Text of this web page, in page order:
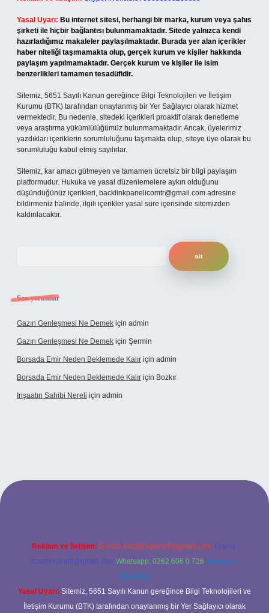
Yasal Uyarı: Bu internet sitesi, herhangi bir marka, kurum veya şahıs
şirketi ile hiçbir bağlantısı bulunmamaktadır. Sitede yalnızca kendi
hazırladığımız makaleler paylaşılmaktadır. Burada yer alan içerikler
haber niteliği taşımamakta olup, gerçek kurum ve kişiler hakkında
paylaşım yapılmamaktadır. Gerçek kurum ve kişiler ile isim
benzerlikleri tamamen tesadüfidir.
Sitemiz, 5651 Sayılı Kanun gereğince Bilgi Teknolojileri ve İletişim
Kurumu (BTK) tarafından onaylanmış bir Yer Sağlayıcı olarak hizmet
vermektedir. Bu nedenle, sitedeki içerikleri proaktif olarak denetleme
veya araştırma yükümlülüğümüz bulunmamaktadır. Ancak, üyelerimiz
yazdıkları içeriklerin sorumluluğunu taşımakta olup, siteye üye olarak bu
sorumluluğu kabul etmiş sayılırlar.
Sitemiz, kar amacı gütmeyen ve tamamen ücretsiz bir bilgi paylaşım
platformudur. Hukuka ve yasal düzenlemelere aykırı olduğunu
düşündüğünüz içerikleri, backlinkpanelicomtr@gmail.com adresine
bildirmeniz halinde, ilgili içerikler yasal süre içerisinde sitemizden
kaldırılacaktır.
Son yorumlar
Gazın Genleşmesi Ne Demek için admin
Gazın Genleşmesi Ne Demek için Şermin
Borsada Emir Neden Beklemede Kalır için admin
Borsada Emir Neden Beklemede Kalır için Bozkır
Inşaatın Sahibi Nereli için admin
Reklam ve İletişim: E-mail: backlinkpaneli@gmail.com Teams:
forumhizmeti@gmail.com Whatsapp: 0262 606 0 726 Telegram:
@karabul
Yasal Uyarı: Sitemiz, 5651 Sayılı Kanun gereğince Bilgi Teknolojileri ve
İletişim Kurumu (BTK) tarafından onaylanmış bir Yer Sağlayıcı olarak